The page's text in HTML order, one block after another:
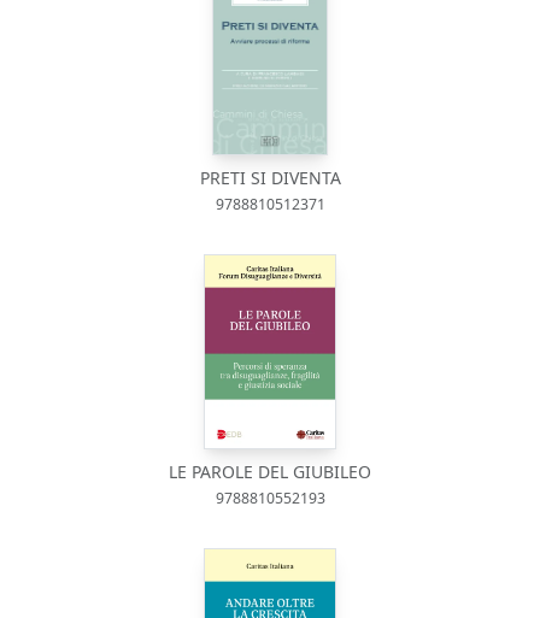
PRETI SI DIVENTA
9788810512371
LE PAROLE DEL GIUBILEO
9788810552193